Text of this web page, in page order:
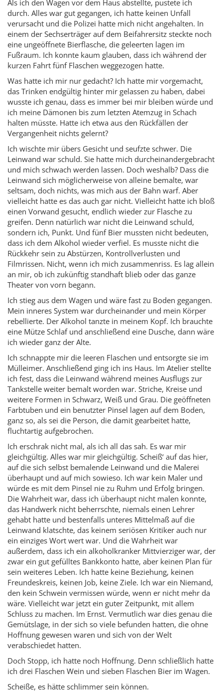
Als ich den Wagen vor dem Haus abstellte, pustete ich
durch. Alles war gut gegangen, ich hatte keinen Unfall
verursacht und die Polizei hatte mich nicht angehalten. In
einem der Sechserträger auf dem Beifahrersitz steckte noch
eine ungeöffnete Bierflasche, die geleerten lagen im
Fußraum. Ich konnte kaum glauben, dass ich während der
kurzen Fahrt fünf Flaschen weggezogen hatte.
Was hatte ich mir nur gedacht? Ich hatte mir vorgemacht,
das Trinken endgültig hinter mir gelassen zu haben, dabei
wusste ich genau, dass es immer bei mir bleiben würde und
ich meine Dämonen bis zum letzten Atemzug in Schach
halten müsste. Hatte ich etwa aus den Rückfällen der
Vergangenheit nichts gelernt?
Ich wischte mir übers Gesicht und seufzte schwer. Die
Leinwand war schuld. Sie hatte mich durcheinandergebracht
und mich schwach werden lassen. Doch weshalb? Dass die
Leinwand sich möglicherweise von alleine bemalte, war
seltsam, doch nichts, was mich aus der Bahn warf. Aber
vielleicht hatte es das auch gar nicht. Vielleicht hatte ich bloß
einen Vorwand gesucht, endlich wieder zur Flasche zu
greifen. Denn natürlich war nicht die Leinwand schuld,
sondern ich, Punkt. Und fünf Bier mussten nicht bedeuten,
dass ich dem Alkohol wieder verfiel. Es musste nicht die
Rückkehr sein zu Abstürzen, Kontrollverlusten und
Filmrissen. Nicht, wenn ich mich zusammenriss. Es lag allein
an mir, ob ich zukünftig standhaft blieb oder das ganze
Theater von vorn begann.
Ich stieg aus dem Wagen und wäre fast zu Boden gegangen.
Mein inneres System war durcheinander und mein Körper
rebellierte. Der Alkohol tanzte in meinem Kopf. Ich brauchte
eine Mütze Schlaf und anschließend eine Dusche, dann wäre
ich wieder ganz der Alte.
Ich schnappte mir die leeren Flaschen und entsorgte sie im
Mülleimer. Anschließend ging ich ins Haus. Im Atelier stellte
ich fest, dass die Leinwand während meines Ausflugs zur
Tankstelle weiter bemalt worden war. Striche, Kreise und
weitere Formen in Schwarz, Weiß und Grau. Die geöffneten
Farbtuben und ein benutzter Pinsel lagen auf dem Boden,
ganz so, als sei die Person, die damit gearbeitet hatte,
fluchtartig aufgebrochen.
Ich erschrak nicht mal, als ich all das sah. Es war mir
gleichgültig. Alles war mir gleichgültig. Scheiß‘ auf das hier,
auf die sich selbst bemalende Leinwand und die Malerei
überhaupt und auf mich sowieso. Ich war kein Maler und
würde es mit dem Pinsel nie zu Ruhm und Erfolg bringen.
Die Wahrheit war, dass ich überhaupt nicht malen konnte,
das Handwerk nicht beherrschte, niemals einen Lehrer
gehabt hatte und bestenfalls unteres Mittelmaß auf die
Leinwand klatschte, das keinem seriösen Kritiker auch nur
ein einziges Wort wert war. Und die Wahrheit war
außerdem, dass ich ein alkoholkranker Mittvierziger war, der
zwar ein gut gefülltes Bankkonto hatte, aber keinen Plan für
sein weiteres Leben. Ich hatte keine Beziehung, keinen
Freundeskreis, keinen Job, keine Ziele. Ich war ein Niemand,
den kein Schwein vermissen würde, wenn er nicht mehr da
wäre. Vielleicht war jetzt ein guter Zeitpunkt, mit allem
Schluss zu machen. Im Ernst. Vermutlich war dies genau die
Gemütslage, in der sich so viele befunden hatten, die ohne
Hoffnung gewesen waren und sich von der Welt
verabschiedet hatten.
Doch Stopp, ich hatte noch Hoffnung. Denn schließlich hatte
ich drei Flaschen Wein und sieben Flaschen Bier im Wagen.
Scheiße, es hätte schlimmer sein können.